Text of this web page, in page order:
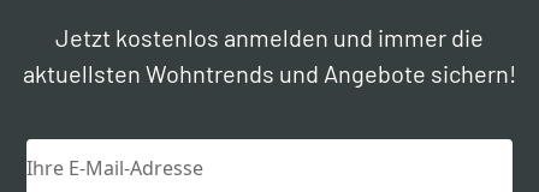
Jetzt kostenlos anmelden und immer die
aktuellsten Wohntrends und Angebote sichern!